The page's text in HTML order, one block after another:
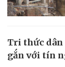
Tri thức dân
gắn với tín